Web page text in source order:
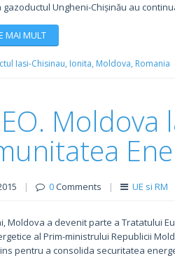
gazoductul Ungheni-Chișinău au
MAI MULT
Iasi-Chisinau, Ionita, Moldova, Romania
Moldova
| 0Comments | UE si RM
Moldova a devenit parte a Tratatului
al Prim-ministrului Republicii
pentru a consolida securitatea